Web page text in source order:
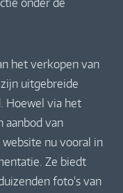
onder de
het verkopen van
uitgebreide
Hoewel via het
aanbod van
website nu vooral in
Ze biedt
foto's van